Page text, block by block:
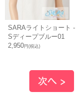
SARAライトショート -
Sディープブルー01
2,950円(税込)